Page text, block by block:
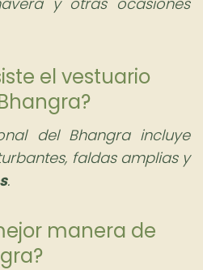
el vestuario
del Bhangra incluye
faldas amplias y
.
manera de